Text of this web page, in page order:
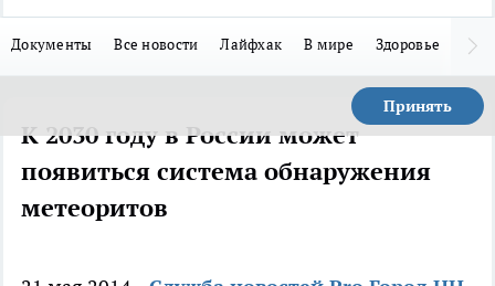
Документы Все новости Лайфхак В мире Здоровье
Принять
К 2030 году в России может
появиться система обнаружения
метеоритов